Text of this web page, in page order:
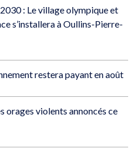
: Le village olympique et
s’installera à Oullins-Pierre-
restera payant en août
orages violents annoncés ce